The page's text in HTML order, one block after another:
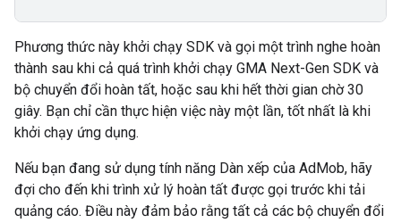
Phương thức này khởi chạy SDK và gọi một trình nghe hoàn
thành sau khi cả quá trình khởi chạy GMA Next-Gen SDK và
bộ chuyển đổi hoàn tất, hoặc sau khi hết thời gian chờ 30
giây. Bạn chỉ cần thực hiện việc này một lần, tốt nhất là khi
khởi chạy ứng dụng.
Nếu bạn đang sử dụng tính năng Dàn xếp của AdMob, hãy
đợi cho đến khi trình xử lý hoàn tất được gọi trước khi tải
quảng cáo. Điều này đảm bảo rằng tất cả các bộ chuyển đổi